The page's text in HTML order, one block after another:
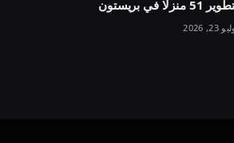
51 منزلًا في بريستون
23, 2026